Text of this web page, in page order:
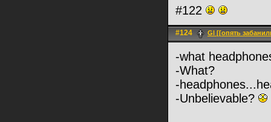
#122
#124 Gl [[опять
-what
-What?
-
-Unbelievable?